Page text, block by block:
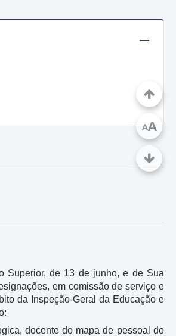
Superior, de 13 de junho, e de Sua
em comissão de serviço e
da Inspeção-Geral da Educação e
docente do mapa de pessoal do
AA